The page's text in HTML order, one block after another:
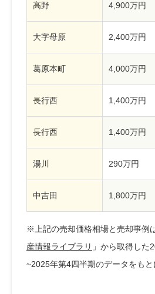
高野 4,900万円
大字母原 2,400万円
葛原本町 4,000万円
長行西 1,400万円
長行西 1,400万円
湯川 290万円
中吉田 1,800万円
※上記の売却価格相場と売却事例
産情報ライブラリ 」から取得した
~2025年第4四半期のデータをもと